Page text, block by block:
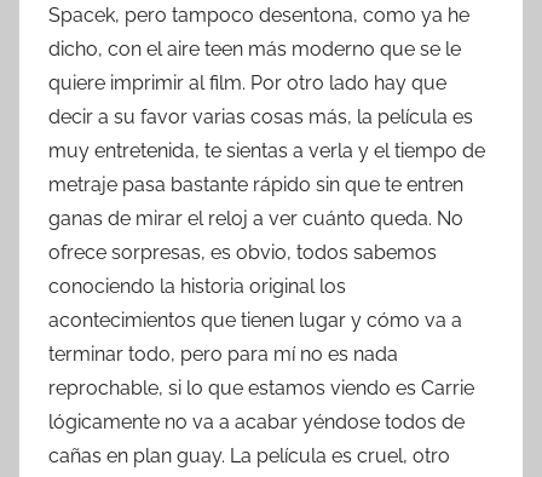
Spacek, pero tampoco desentona, como ya he
dicho, con el aire teen más moderno que se le
quiere imprimir al film. Por otro lado hay que
decir a su favor varias cosas más, la película es
muy entretenida, te sientas a verla y el tiempo de
metraje pasa bastante rápido sin que te entren
ganas de mirar el reloj a ver cuánto queda. No
ofrece sorpresas, es obvio, todos sabemos
conociendo la historia original los
acontecimientos que tienen lugar y cómo va a
terminar todo, pero para mí no es nada
reprochable, si lo que estamos viendo es Carrie
lógicamente no va a acabar yéndose todos de
cañas en plan guay. La película es cruel, otro